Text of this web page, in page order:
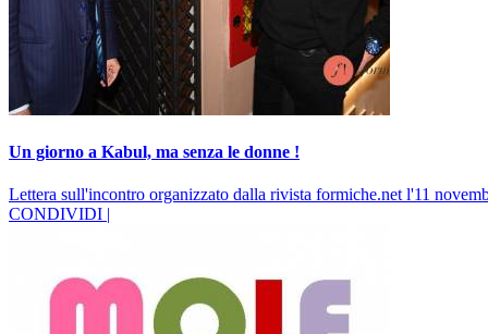
Un giorno a Kabul, ma senza le donne !
Lettera sull'incontro organizzato dalla rivista formiche.net l'11
CONDIVIDI |